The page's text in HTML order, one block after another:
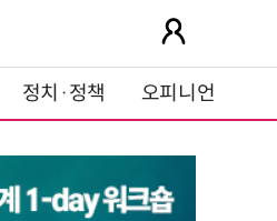
정치·정책 오피니언